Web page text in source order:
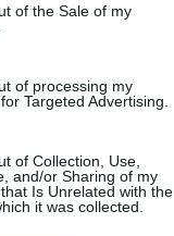
of the Sale of my
of processing my
Targeted Advertising.
of Collection, Use,
and/or Sharing of my
Is Unrelated with the
it was collected.